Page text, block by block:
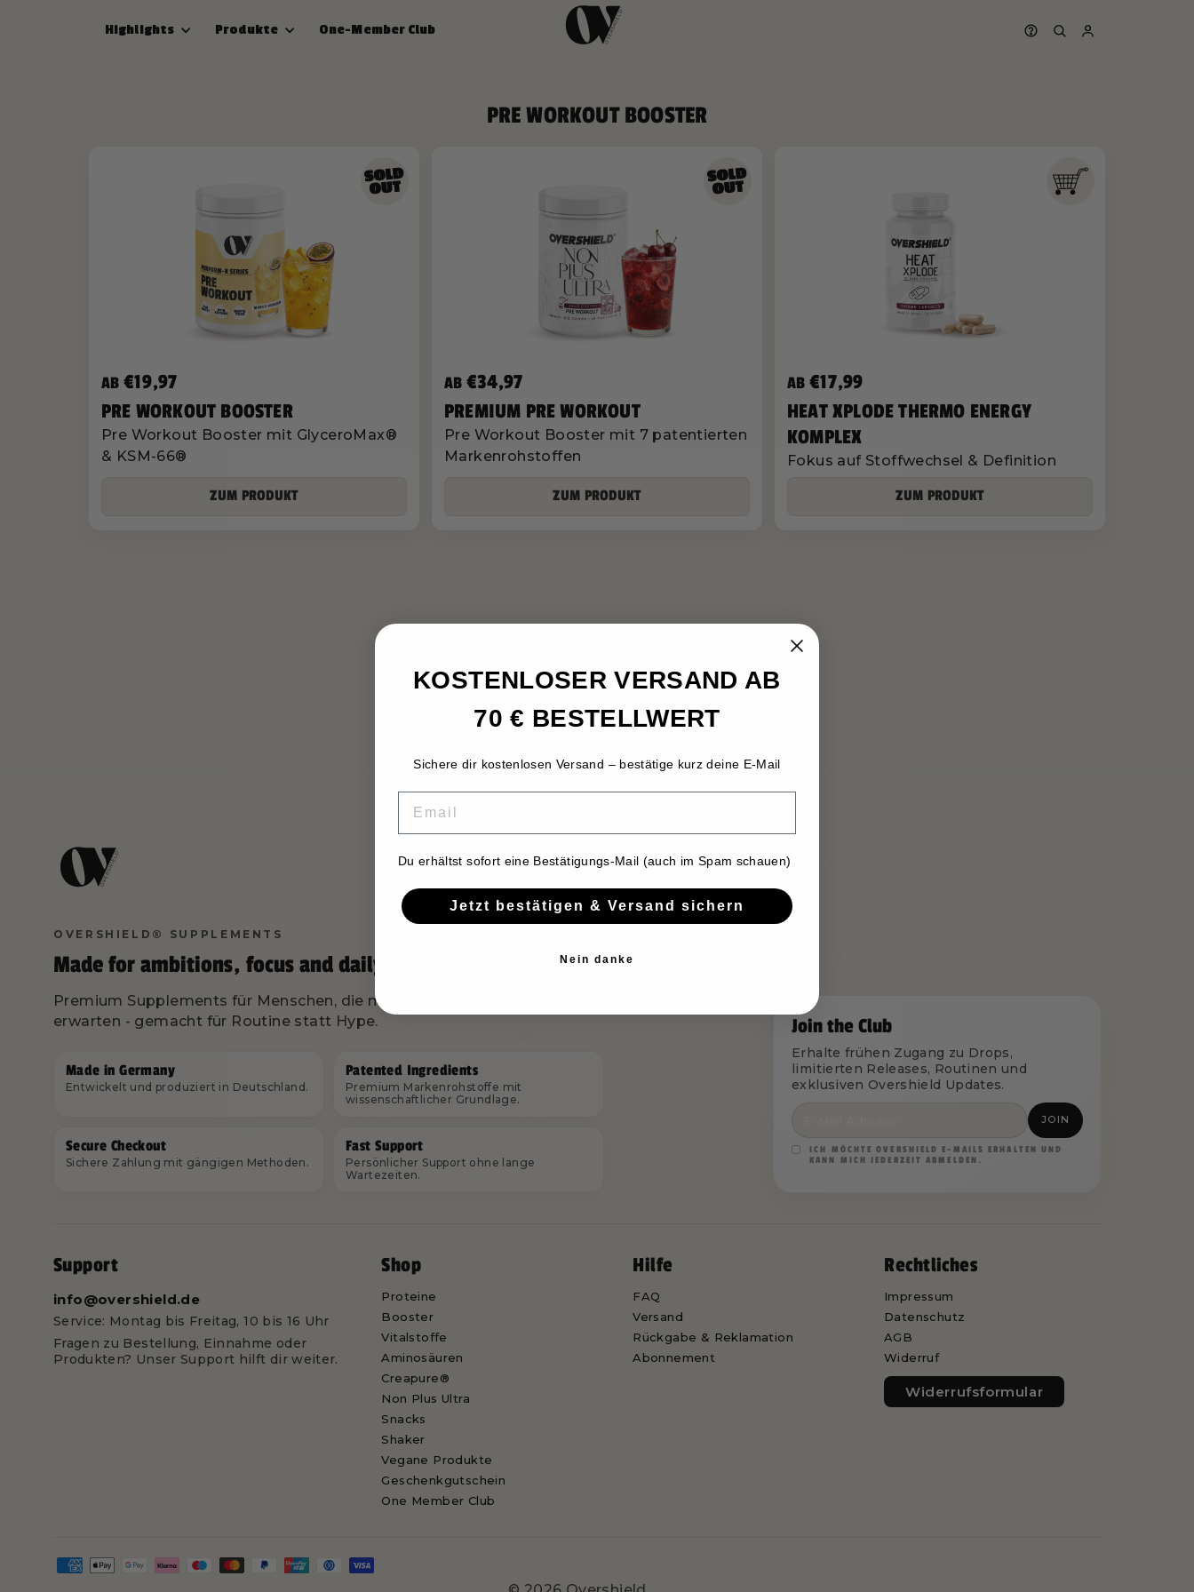
Highlights Produkte One-Member Club
Suche
PRE WORKOUT BOOSTER
AB €19,97
PRE WORKOUT BOOSTER
Pre Workout Booster mit GlyceroMax®
& KSM-66®
ZUM PRODUKT
AB €34,97
PREMIUM PRE WORKOUT
Pre Workout Booster mit 7 patentierten
Markenrohstoffen
ZUM PRODUKT
AB €17,99
HEAT XPLODE THERMO ENERGY
KOMPLEX
Fokus auf Stoffwechsel & Definition
ZUM PRODUKT
OVERSHIELD® SUPPLEMENTS
Made for ambitions, focus and daily performance.
Premium Supplements für Menschen, die mehr von ihrem Alltag
erwarten - gemacht für Routine statt Hype.
Made in Germany
Entwickelt und produziert in Deutschland.
Patented Ingredients
Premium Markenrohstoffe mit
wissenschaftlicher Grundlage.
Secure Checkout
Sichere Zahlung mit gängigen Methoden.
Fast Support
Persönlicher Support ohne lange
Wartezeiten.
Join the Club
Erhalte frühen Zugang zu Drops,
limitierten Releases, Routinen und
exklusiven Overshield Updates.
JOIN
ICH MÖCHTE OVERSHIELD E-MAILS ERHALTEN UND
KANN MICH JEDERZEIT ABMELDEN.
Support
info@overshield.de
Service: Montag bis Freitag, 10 bis 16 Uhr
Fragen zu Bestellung, Einnahme oder
Produkten? Unser Support hilft dir weiter.
Shop
Proteine
Booster
Vitalstoffe
Aminosäuren
Creapure®
Non Plus Ultra
Snacks
Shaker
Vegane Produkte
Geschenkgutschein
One Member Club
Hilfe
FAQ
Versand
Rückgabe & Reklamation
Abonnement
Rechtliches
Impressum
Datenschutz
AGB
Widerruf
Widerrufsformular
KOSTENLOSER VERSAND AB
70 € BESTELLWERT
Sichere dir kostenlosen Versand – bestätige kurz deine E-Mail
Du erhältst sofort eine Bestätigungs-Mail (auch im Spam schauen)
Jetzt bestätigen & Versand sichern
Nein danke